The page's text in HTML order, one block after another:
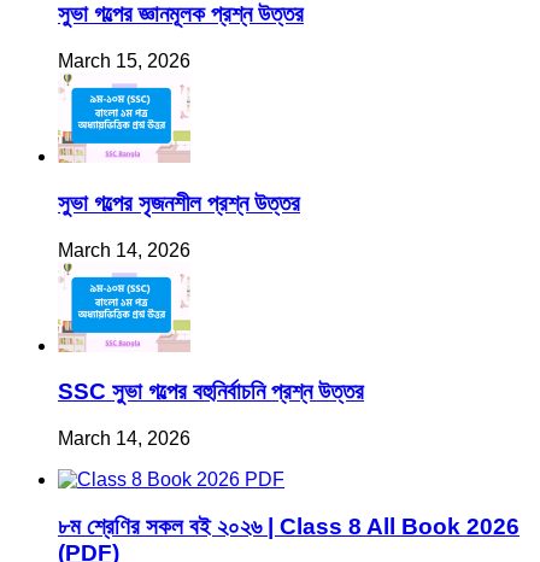
সুভা গল্পের জ্ঞানমূলক প্রশ্ন উত্তর
March 15, 2026
সুভা গল্পের সৃজনশীল প্রশ্ন উত্তর
March 14, 2026
SSC সুভা গল্পের বহুনির্বাচনি প্রশ্ন উত্তর
March 14, 2026
৮ম শ্রেণির সকল বই ২০২৬ | Class 8 All Book 2026
(PDF)